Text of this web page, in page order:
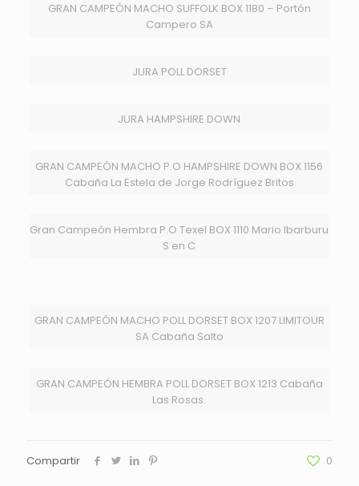
GRAN CAMPEÓN MACHO SUFFOLK BOX 1180 – Portón
Campero SA
JURA POLL DORSET
JURA HAMPSHIRE DOWN
GRAN CAMPEÓN MACHO P.O HAMPSHIRE DOWN BOX 1156
Cabaña La Estela de Jorge Rodríguez Britos
Gran Campeón Hembra P.O Texel BOX 1110 Mario Ibarburu
S en C
GRAN CAMPEÓN MACHO POLL DORSET BOX 1207 LIMITOUR
SA Cabaña Salto
GRAN CAMPEÓN HEMBRA POLL DORSET BOX 1213 Cabaña
Las Rosas.
Compartir 0